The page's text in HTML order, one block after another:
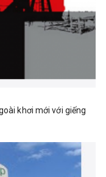
khơi mới với giếng